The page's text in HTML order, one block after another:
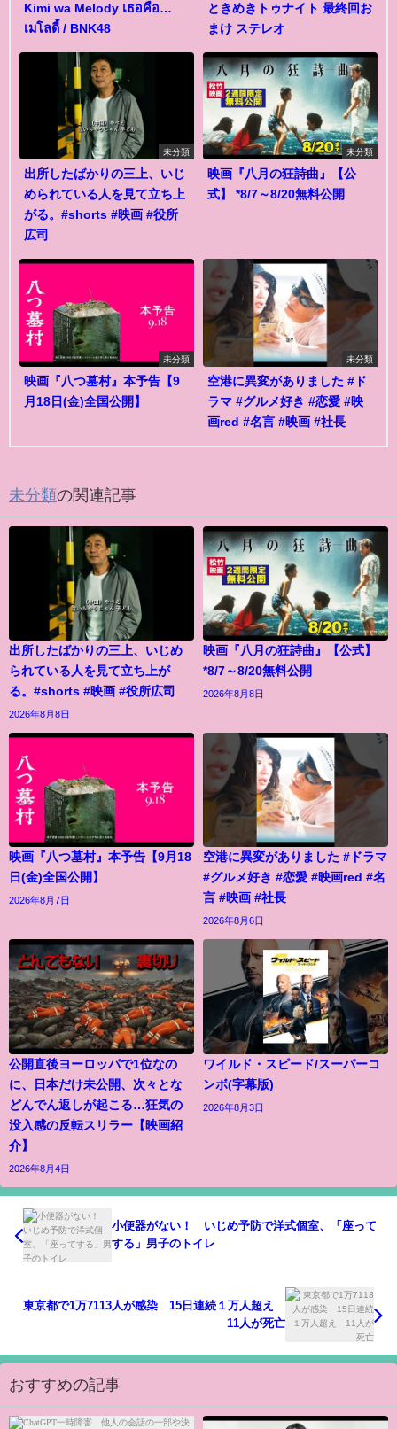
Kimi wa Melody เธอคือ…
เมโลดี้ / BNK48
ときめきトゥナイト 最終回お
まけ ステレオ
未分類
出所したばかりの三上、いじ
められている人を見て立ち上
がる。#shorts #映画 #役所
広司
未分類
映画『八月の狂詩曲』【公
式】 *8/7～8/20無料公開
未分類
映画『八つ墓村』本予告【9
月18日(金)全国公開】
未分類
空港に異変がありました #ド
ラマ #グルメ好き #恋愛 #映
画red #名言 #映画 #社長
未分類の関連記事
出所したばかりの三上、いじめ
られている人を見て立ち上が
る。#shorts #映画 #役所広司
2026年8月8日
映画『八月の狂詩曲』【公式】
*8/7～8/20無料公開
2026年8月8日
映画『八つ墓村』本予告【9月18
日(金)全国公開】
2026年8月7日
空港に異変がありました #ドラマ
#グルメ好き #恋愛 #映画red #名
言 #映画 #社長
2026年8月6日
公開直後ヨーロッパで1位なの
に、日本だけ未公開、次々とな
どんでん返しが起こる…狂気の
没入感の反転スリラー【映画紹
介】
2026年8月4日
ワイルド・スピード/スーパーコ
ンボ(字幕版)
2026年8月3日
小便器がない！ いじめ予防で洋式個室、「座って
する」男子のトイレ
東京都で1万7113人が感染 15日連続１万人超え
11人が死亡
おすすめの記事